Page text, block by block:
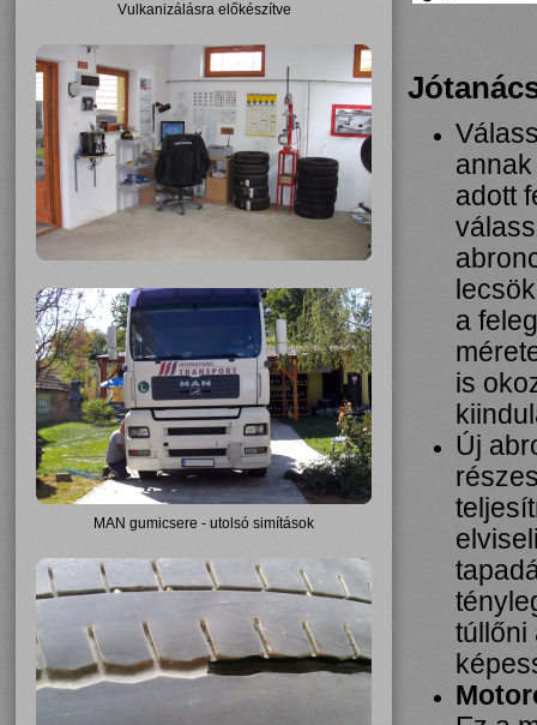
Vulkanizálásra előkészítve
MAN gumicsere - utolsó simítások
adott
a
is
Új
túllőni